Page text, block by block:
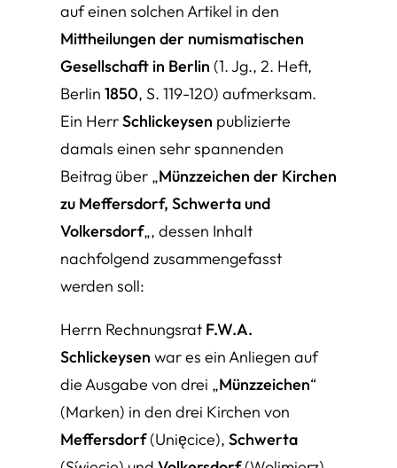
auf einen solchen Artikel in den
Mittheilungen der numismatischen
Gesellschaft in Berlin (1. Jg., 2. Heft,
Berlin 1850, S. 119-120) aufmerksam.
Ein HerrSchlickeysen publizierte
damals einen sehr spannenden
Beitrag über „Münzzeichen der Kirchen
zu Meffersdorf, Schwerta und
Volkersdorf„, dessen Inhalt
nachfolgend zusammengefasst
werden soll:
Herrn Rechnungsrat F.W.A.
Schlickeysen war es ein Anliegen auf
die Ausgabe von drei „Münzzeichen“
(Marken) in den drei Kirchen von
Meffersdorf(Unięcice), Schwerta